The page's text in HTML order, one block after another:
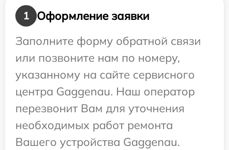
1
Оформление заявки
Заполните форму обратной связи
или позвоните нам по номеру,
указанному на сайте сервисного
центра Gaggenau. Наш оператор
перезвонит Вам для уточнения
необходимых работ ремонта
Вашего устройства Gaggenau.